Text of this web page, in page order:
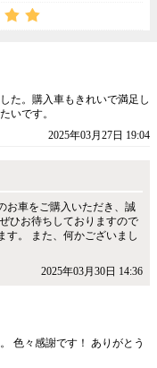
た。購入車もきれいで満足し
いです。
2025年03月27日 19:04
お車をご購入いただき、誠
ひお待ちしておりますので
す。 また、何かございまし
2025年03月30日 14:36
色々感謝です！ ありがとう